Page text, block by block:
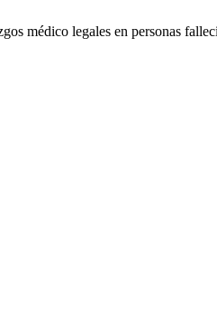
médico legales en personas